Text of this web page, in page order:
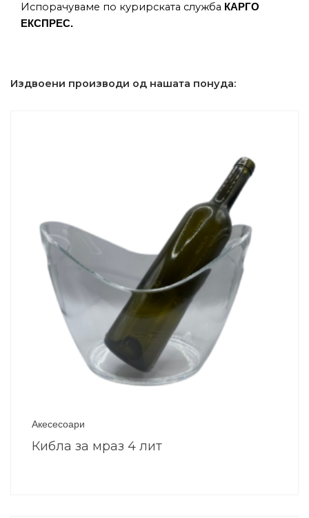
Испорачуваме по курирската служба КАРГО
ЕКСПРЕС.
Издвоени производи од нашата понуда:
Акесесоари
Кибла за мраз 4 лит